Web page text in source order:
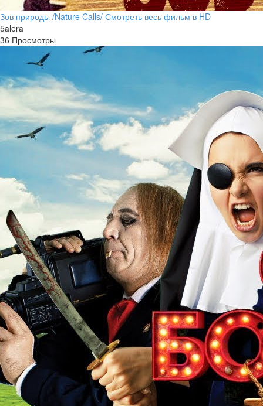
Зов природы /Nature Calls/ Смотреть весь фильм в HD
5alera
36 Просмотры